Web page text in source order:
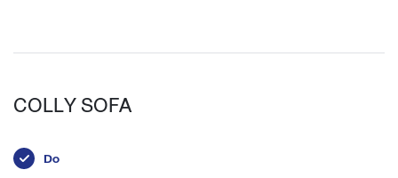
COLLY SOFA
Do